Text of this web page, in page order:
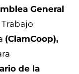
General
(ClamCoop),
de la